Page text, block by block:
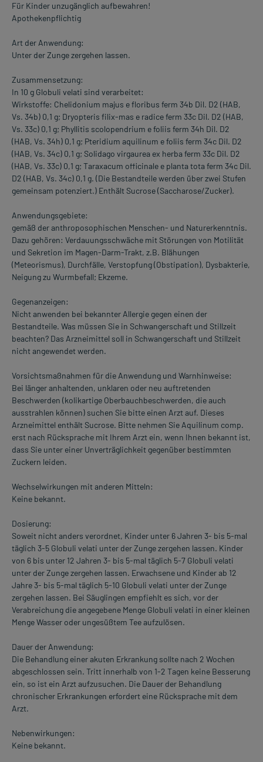
Für Kinder unzugänglich aufbewahren!
Apothekenpflichtig
Art der Anwendung:
Unter der Zunge zergehen lassen.
Zusammensetzung:
In 10 g Globuli velati sind verarbeitet:
Wirkstoffe: Chelidonium majus e floribus ferm 34b Dil. D2 (HAB,
Vs. 34b) 0,1 g; Dryopteris filix-mas e radice ferm 33c Dil. D2 (HAB,
Vs. 33c) 0,1 g; Phyllitis scolopendrium e foliis ferm 34h Dil. D2
(HAB, Vs. 34h) 0,1 g; Pteridium aquilinum e foliis ferm 34c Dil. D2
(HAB, Vs. 34c) 0,1 g; Solidago virgaurea ex herba ferm 33c Dil. D2
(HAB, Vs. 33c) 0,1 g; Taraxacum officinale e planta tota ferm 34c Dil.
D2 (HAB, Vs. 34c) 0,1 g. (Die Bestandteile werden über zwei Stufen
gemeinsam potenziert.) Enthält Sucrose (Saccharose/Zucker).
Anwendungsgebiete:
gemäß der anthroposophischen Menschen- und Naturerkenntnis.
Dazu gehören: Verdauungsschwäche mit Störungen von Motilität
und Sekretion im Magen-Darm-Trakt, z.B. Blähungen
(Meteorismus), Durchfälle, Verstopfung (Obstipation), Dysbakterie,
Neigung zu Wurmbefall; Ekzeme.
Gegenanzeigen:
Nicht anwenden bei bekannter Allergie gegen einen der
Bestandteile. Was müssen Sie in Schwangerschaft und Stillzeit
beachten? Das Arzneimittel soll in Schwangerschaft und Stillzeit
nicht angewendet werden.
Vorsichtsmaßnahmen für die Anwendung und Warnhinweise:
Bei länger anhaltenden, unklaren oder neu auftretenden
Beschwerden (kolikartige Oberbauchbeschwerden, die auch
ausstrahlen können) suchen Sie bitte einen Arzt auf. Dieses
Arzneimittel enthält Sucrose. Bitte nehmen Sie Aquilinum comp.
erst nach Rücksprache mit Ihrem Arzt ein, wenn Ihnen bekannt ist,
dass Sie unter einer Unverträglichkeit gegenüber bestimmten
Zuckern leiden.
Wechselwirkungen mit anderen Mitteln:
Keine bekannt.
Dosierung:
Soweit nicht anders verordnet, Kinder unter 6 Jahren 3- bis 5-mal
täglich 3-5 Globuli velati unter der Zunge zergehen lassen. Kinder
von 6 bis unter 12 Jahren 3- bis 5-mal täglich 5-7 Globuli velati
unter der Zunge zergehen lassen. Erwachsene und Kinder ab 12
Jahre 3- bis 5-mal täglich 5-10 Globuli velati unter der Zunge
zergehen lassen. Bei Säuglingen empfiehlt es sich, vor der
Verabreichung die angegebene Menge Globuli velati in einer kleinen
Menge Wasser oder ungesüßtem Tee aufzulösen.
Dauer der Anwendung:
Die Behandlung einer akuten Erkrankung sollte nach 2 Wochen
abgeschlossen sein. Tritt innerhalb von 1-2 Tagen keine Besserung
ein, so ist ein Arzt aufzusuchen. Die Dauer der Behandlung
chronischer Erkrankungen erfordert eine Rücksprache mit dem
Arzt.
Nebenwirkungen:
Keine bekannt.